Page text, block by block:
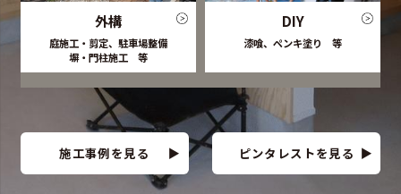
外構
庭施工・剪定、駐車場整備
塀・門柱施工 等
DIY
漆喰、ペンキ塗り 等
施工事例を見る ピンタレストを見る